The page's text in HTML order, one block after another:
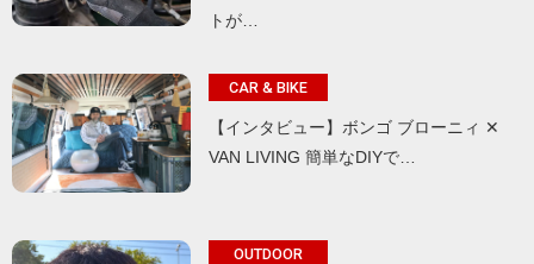
トが…
CAR & BIKE
【インタビュー】ボンゴ ブローニィ ✕
VAN LIVING 簡単なDIYで…
OUTDOOR